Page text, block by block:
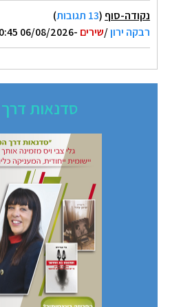
נקודה-סוף (13 תגובות
)
רבקה ירון/שירים -06/08/2026 10:45
סדנאות